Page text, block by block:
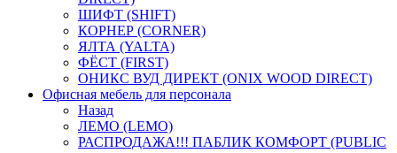
ШИФТ (SHIFT)
КОРНЕР (CORNER)
ЯЛТА (YALTA)
ФЁСТ (FIRST)
ОНИКС ВУД ДИРЕКТ (ONIX WOOD DIRECT)
Офисная мебель для персонала
Назад
ЛЕМО (LEMO)
РАСПРОДАЖА!!! ПАБЛИК КОМФОРТ (PUBLIC